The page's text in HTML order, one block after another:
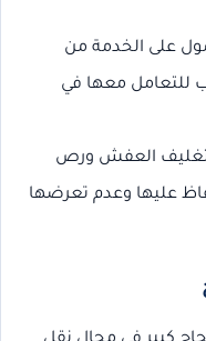
على الخدمة من
للتعامل معها في
العفش ورص
عليها وعدم تعرضها